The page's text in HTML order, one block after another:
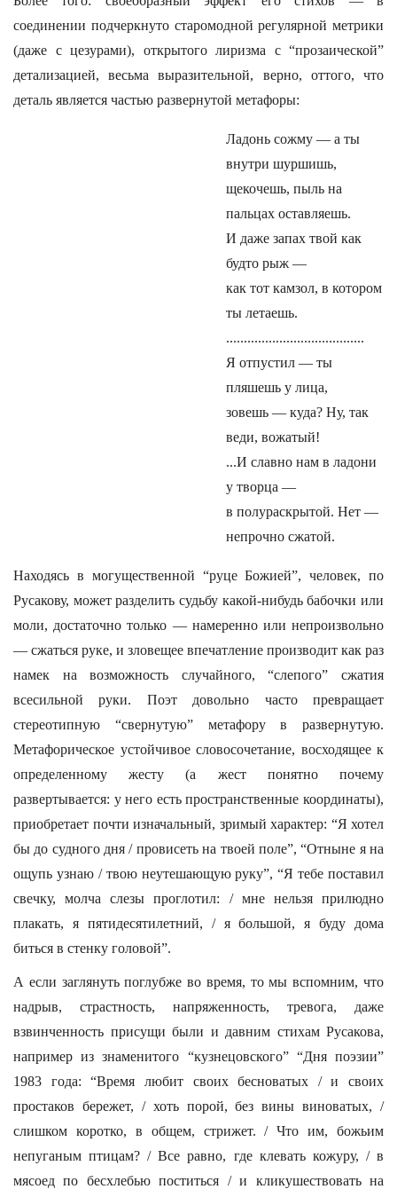
соединении подчеркнуто старомодной регулярной метрики
(даже с цезурами), открытого лиризма с “прозаической”
детализацией, весьма выразительной, верно, оттого, что
деталь является частью развернутой метафоры:
Ладонь сожму — а ты
внутри шуршишь,
щекочешь, пыль на
пальцах оставляешь.
И даже запах твой как
будто рыж —
как тот камзол, в котором
ты летаешь.
.......................................
Я отпустил — ты
пляшешь у лица,
зовешь — куда? Ну, так
веди, вожатый!
...И славно нам в ладони
у творца —
в полураскрытой. Нет —
непрочно сжатой.
Находясь в могущественной “руце Божией”, человек, по
Русакову, может разделить судьбу какой-нибудь бабочки или
моли, достаточно только — намеренно или непроизвольно
— сжаться руке, и зловещее впечатление производит как раз
намек на возможность случайного, “слепого” сжатия
всесильной руки. Поэт довольно часто превращает
стереотипную “свернутую” метафору в развернутую.
Метафорическое устойчивое словосочетание, восходящее к
определенному жесту (а жест понятно почему
развертывается: у него есть пространственные координаты),
приобретает почти изначальный, зримый характер: “Я хотел
бы до судного дня / провисеть на твоей поле”, “Отныне я на
ощупь узнаю / твою неутешающую руку”, “Я тебе поставил
свечку, молча слезы проглотил: / мне нельзя прилюдно
плакать, я пятидесятилетний, / я большой, я буду дома
биться в стенку головой”.
А если заглянуть поглубже во время, то мы вспомним, что
надрыв, страстность, напряженность, тревога, даже
взвинченность присущи были и давним стихам Русакова,
например из знаменитого “кузнецовского” “Дня поэзии”
1983 года: “Время любит своих бесноватых / и своих
простаков бережет, / хоть порой, без вины виноватых, /
слишком коротко, в общем, стрижет. / Что им, божьим
непуганым птицам? / Все равно, где клевать кожуру, / в
мясоед по бесхлебью поститься / и кликушествовать на